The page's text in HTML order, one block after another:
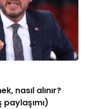
nasıl alınır?